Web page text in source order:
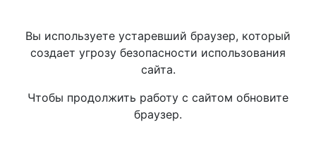
Вы используете устаревший браузер, который
создает угрозу безопасности использования
сайта.
Чтобы продолжить работу с сайтом обновите
браузер.